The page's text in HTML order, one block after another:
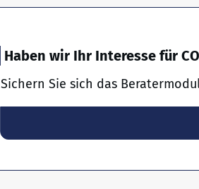
Haben wir Ihr Interesse für
Sichern Sie sich das Beratermodul